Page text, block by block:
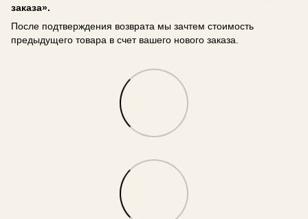
заказа».
После подтверждения возврата мы зачтем стоимость
предыдущего товара в счет вашего нового заказа.